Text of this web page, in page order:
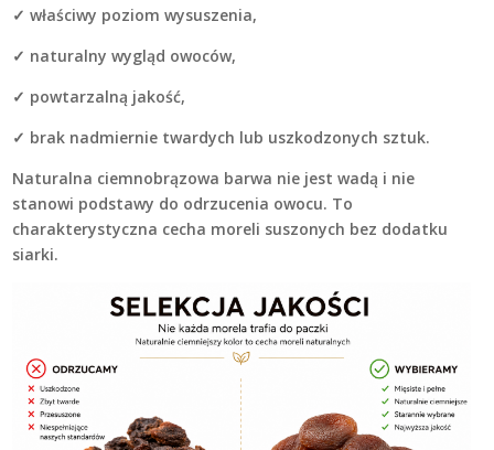
✓ właściwy poziom wysuszenia,
✓ naturalny wygląd owoców,
✓ powtarzalną jakość,
✓ brak nadmiernie twardych lub uszkodzonych sztuk.
Naturalna ciemnobrązowa barwa nie jest wadą i nie
stanowi podstawy do odrzucenia owocu. To
charakterystyczna cecha moreli suszonych bez dodatku
siarki.